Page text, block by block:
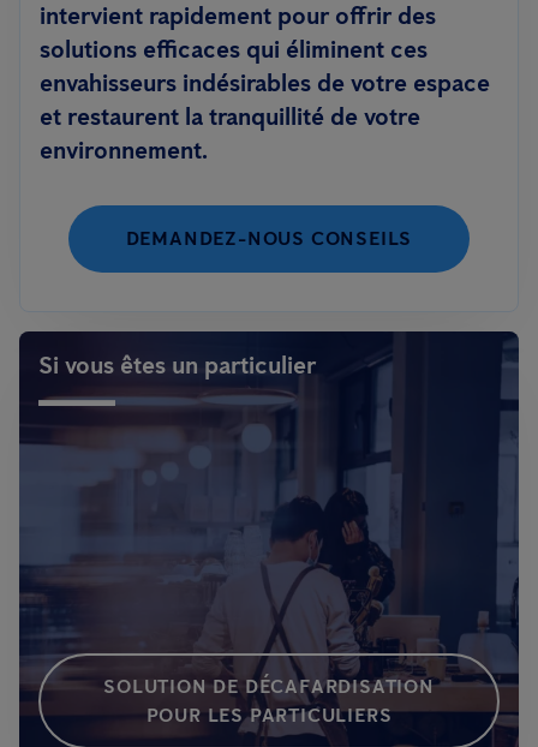
intervient rapidement pour offrir des
solutions efficaces qui éliminent ces
envahisseurs indésirables de votre espace
et restaurent la tranquillité de votre
environnement.
DEMANDEZ-NOUS CONSEILS
Si vous êtes un particulier
SOLUTION DE DÉCAFARDISATION
POUR LES PARTICULIERS